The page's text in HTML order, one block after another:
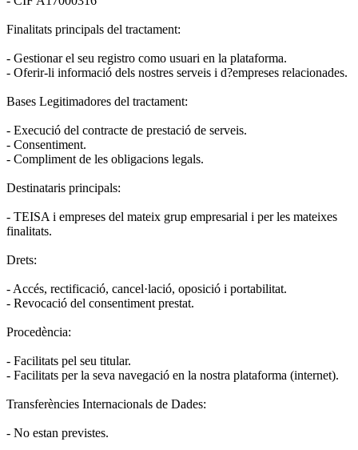
Finalitats principals del tractament:
- Gestionar el seu registro como usuari en la plataforma.
- Oferir-li informació dels nostres serveis i d?empreses relacionades.
Bases Legitimadores del tractament:
- Execució del contracte de prestació de serveis.
- Consentiment.
- Compliment de les obligacions legals.
Destinataris principals:
- TEISA i empreses del mateix grup empresarial i per les mateixes
finalitats.
Drets:
- Accés, rectificació, cancel·lació, oposició i portabilitat.
- Revocació del consentiment prestat.
Procedència:
- Facilitats pel seu titular.
- Facilitats per la seva navegació en la nostra plataforma (internet).
Transferències Internacionals de Dades:
- No estan previstes.